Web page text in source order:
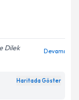
Dilek
Devamı
Haritada Göster